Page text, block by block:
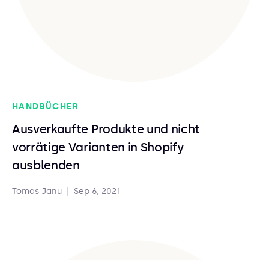
HANDBÜCHER
Ausverkaufte Produkte und nicht
vorrätige Varianten in Shopify
ausblenden
Tomas Janu Sep 6, 2021